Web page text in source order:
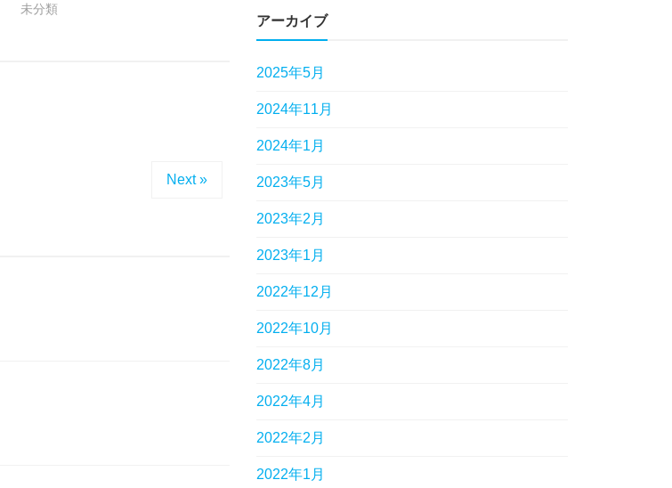
未分類
Next »
アーカイブ
2025年5月
2024年11月
2024年1月
2023年5月
2023年2月
2023年1月
2022年12月
2022年10月
2022年8月
2022年4月
2022年2月
2022年1月